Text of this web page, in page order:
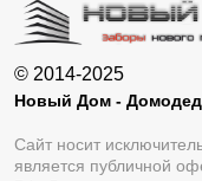
© 2014-2025
Новый Дом -
Сайт носит
является публичной